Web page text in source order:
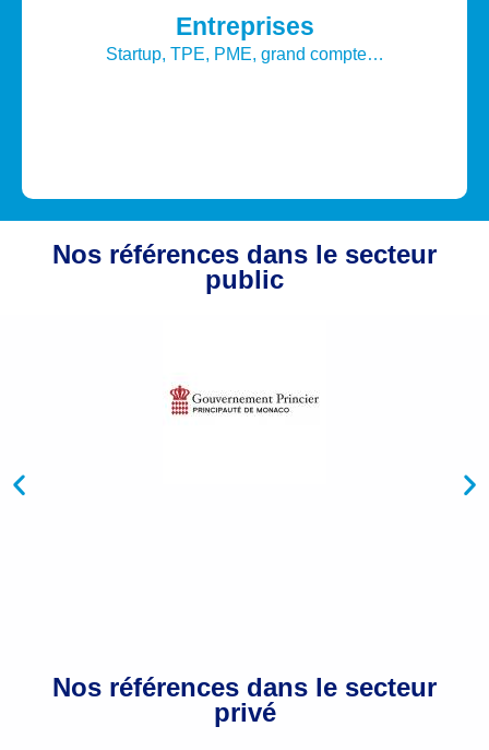
Entreprises
Startup, TPE, PME, grand compte…
Découvrir les services
Cloud, IT, Réseaux, Communications unifiées,
Vidéosurveillance…
Nos références dans le secteur
public
Nos références dans le secteur
privé